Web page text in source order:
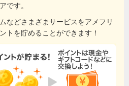
です。
などさまざまサービスをアメフリ
トを貯めることができます！